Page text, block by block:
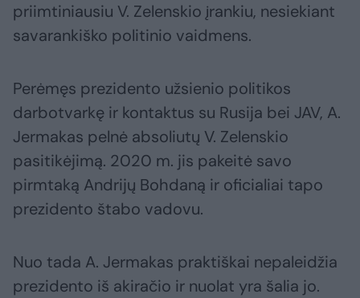
priimtiniausiu V. Zelenskio įrankiu, nesiekiant
savarankiško politinio vaidmens.
Perėmęs prezidento užsienio politikos
darbotvarkę ir kontaktus su Rusija bei JAV, A.
Jermakas pelnė absoliutų V. Zelenskio
pasitikėjimą. 2020 m. jis pakeitė savo
pirmtaką Andrijų Bohdaną ir oficialiai tapo
prezidento štabo vadovu.
Nuo tada A. Jermakas praktiškai nepaleidžia
prezidento iš akiračio ir nuolat yra šalia jo.